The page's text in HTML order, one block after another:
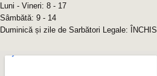
Luni - Vineri: 8 - 17
Sâmbătă: 9 - 14
Duminică și zile de Sarbători Legale: ÎNCHIS